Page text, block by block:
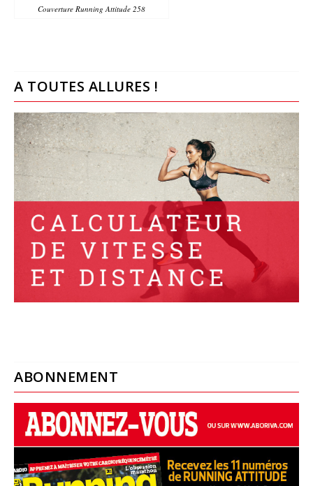
Couverture Running Attitude 258
A TOUTES ALLURES !
ABONNEMENT